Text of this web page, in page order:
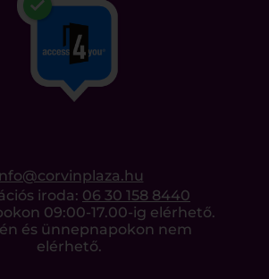
iroda: 06 30 158 8440
09:00-17.00-ig elérhető.
és ünnepnapokon nem
elérhető.